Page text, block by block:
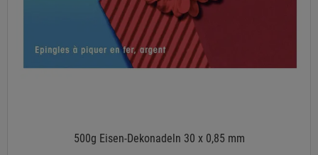
500g Eisen-Dekonadeln 30 x 0,85 mm